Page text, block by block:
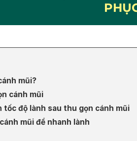
mũi?
cánh mũi
tốc độ lành sau thu gọn cánh mũi
mũi để nhanh lành